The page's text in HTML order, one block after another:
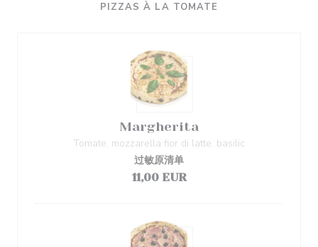
PIZZAS À LA TOMATE
Margherita
Tomate, mozzarella fior di latte, basilic
过敏原清单
11,00 EUR